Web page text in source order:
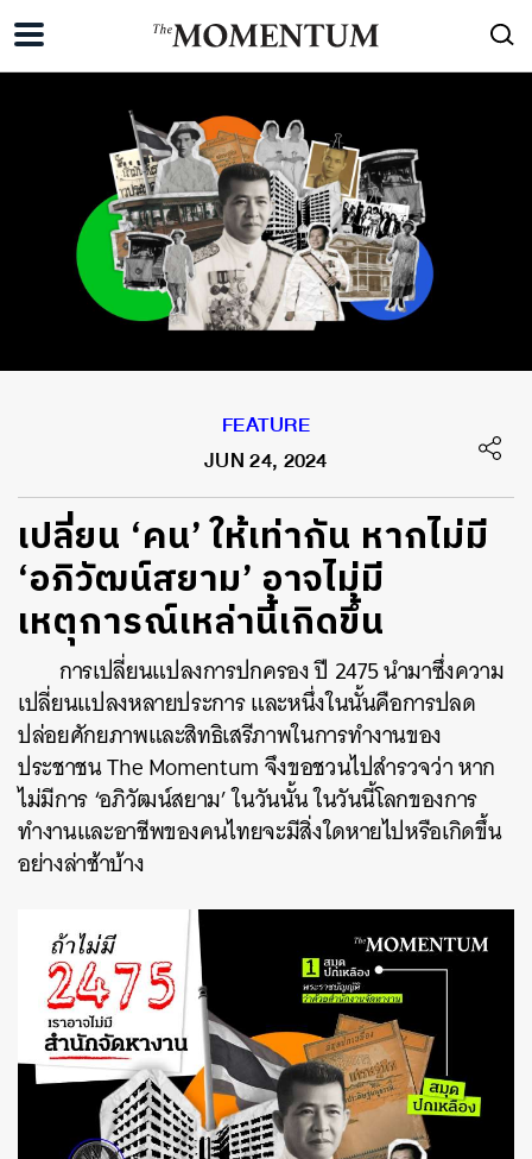
FEATURE
JUN 24, 2024
เปลี่ยน ‘คน’ ให้เท่ากัน หากไม่มี
‘อภิวัฒน์สยาม’ อาจไม่มี
เหตุการณ์เหล่านี้เกิดขึ้น
การเปลี่ยนแปลงการปกครอง ปี 2475 นำมาซึ่งความ
เปลี่ยนแปลงหลายประการ และหนึ่งในนั้นคือการปลด
ปล่อยศักยภาพและสิทธิเสรีภาพในการทำงานของ
ประชาชน The Momentum จึงขอชวนไปสำรวจว่า หาก
ไม่มีการ ‘อภิวัฒน์สยาม’ ในวันนั้น ในวันนี้โลกของการ
ทำงานและอาชีพของคนไทยจะมีสิ่งใดหายไปหรือเกิดขึ้น
อย่างล่าช้าบ้าง